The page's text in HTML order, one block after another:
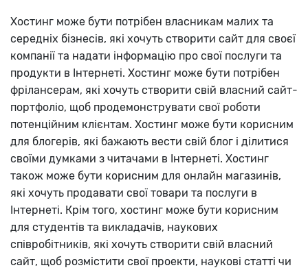
Хостинг може бути потрібен власникам малих та
середніх бізнесів, які хочуть створити сайт для своєї
компанії та надати інформацію про свої послуги та
продукти в Інтернеті. Хостинг може бути потрібен
фрілансерам, які хочуть створити свій власний сайт-
портфоліо, щоб продемонструвати свої роботи
потенційним клієнтам. Хостинг може бути корисним
для блогерів, які бажають вести свій блог і ділитися
своїми думками з читачами в Інтернеті. Хостинг
також може бути корисним для онлайн магазинів,
які хочуть продавати свої товари та послуги в
Інтернеті. Крім того, хостинг може бути корисним
для студентів та викладачів, наукових
співробітників, які хочуть створити свій власний
сайт, щоб розмістити свої проекти, наукові статті чи